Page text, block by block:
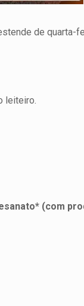
de quarta-
leiteiro.
(com